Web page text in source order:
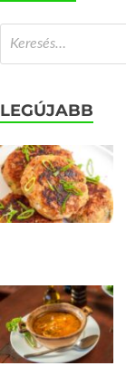
LEGÚJABB